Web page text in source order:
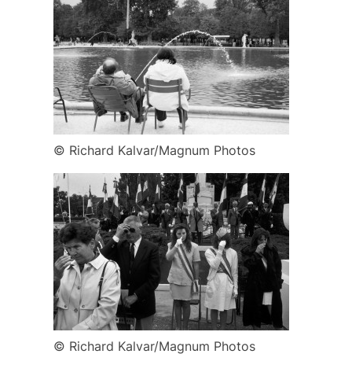
© Richard Kalvar/Magnum Photos
© Richard Kalvar/Magnum Photos